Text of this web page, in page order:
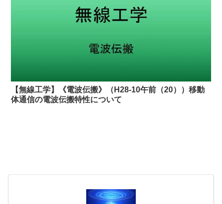
【無線工学】《電波伝搬》（H28-10午前（20））移動
体通信の電波伝搬特性について